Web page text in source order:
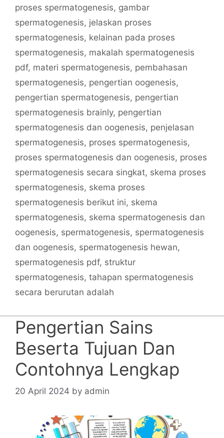
proses spermatogenesis, gambar
spermatogenesis, jelaskan proses
spermatogenesis, kelainan pada proses
spermatogenesis, makalah spermatogenesis
pdf, materi spermatogenesis, pembahasan
spermatogenesis, pengertian oogenesis,
pengertian spermatogenesis, pengertian
spermatogenesis brainly, pengertian
spermatogenesis dan oogenesis, penjelasan
spermatogenesis, proses spermatogenesis,
proses spermatogenesis dan oogenesis, proses
spermatogenesis secara singkat, skema proses
spermatogenesis, skema proses
spermatogenesis berikut ini, skema
spermatogenesis, skema spermatogenesis dan
oogenesis, spermatogenesis, spermatogenesis
dan oogenesis, spermatogenesis hewan,
spermatogenesis pdf, struktur
spermatogenesis, tahapan spermatogenesis
secara berurutan adalah
Pengertian Sains
Beserta Tujuan Dan
Contohnya Lengkap
20 April 2024 by admin